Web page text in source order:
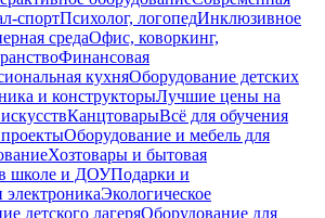
спортПсихолог, логопедИнклюзивное
средаОфис, коворкинг,
Финансовая
кухняОборудование детских
и конструкторыЛучшие цены на
КанцтоварыВсё для обучения
Оборудование и мебель для
Хозтовары и бытовая
в школе и ДОУПодарки и
электроникаЭкологическое
детского лагеряОборудование для